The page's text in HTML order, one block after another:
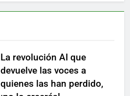
La revolución AI que
devuelve las voces a
quienes las han perdido,